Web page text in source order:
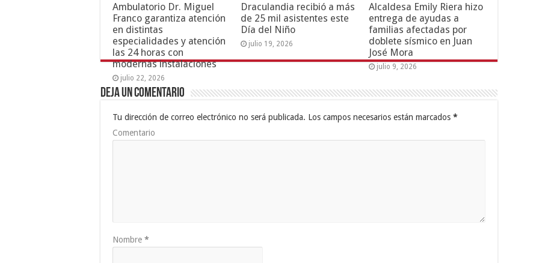
Ambulatorio Dr. Miguel
Franco garantiza atención
en distintas
especialidades y atención
las 24 horas con
modernas instalaciones
julio 22, 2026
Draculandia recibió a más
de 25 mil asistentes este
Día del Niño
julio 19, 2026
Alcaldesa Emily Riera hizo
entrega de ayudas a
familias afectadas por
doblete sísmico en Juan
José Mora
julio 9, 2026
Deja un comentario
Tu dirección de correo electrónico no será publicada. Los campos necesarios están marcados *
Comentario
Nombre *